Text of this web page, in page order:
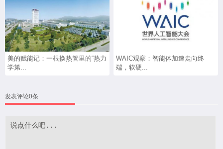
美的赋能记：一根换热管里的“热力
学第...
WAIC观察：智能体加速走向终
端，软硬...
发表评论0条